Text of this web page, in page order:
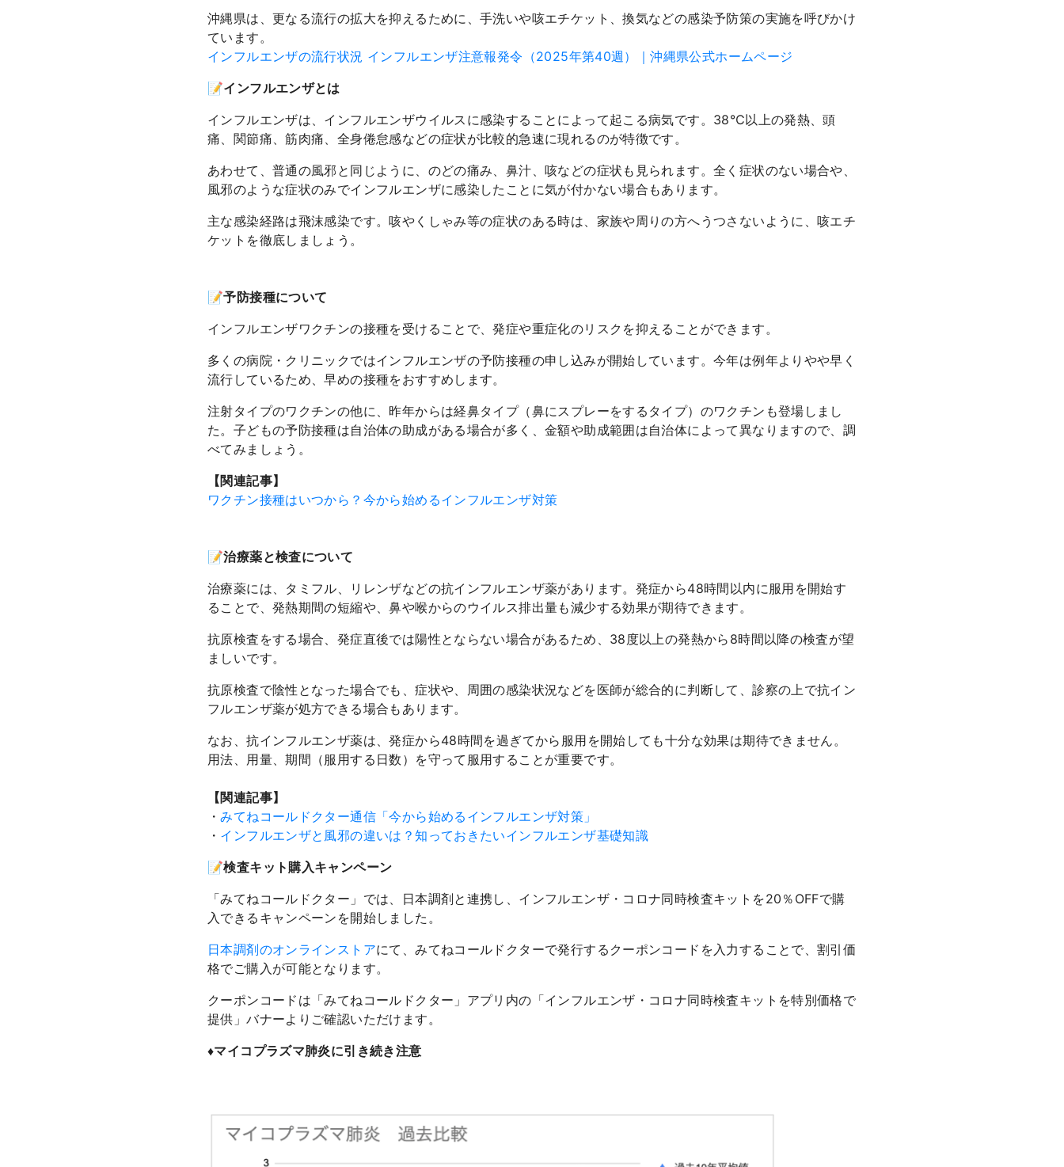
沖縄県は、更なる流行の拡大を抑えるために、手洗いや咳エチケット、換気などの感染予防策の実施を呼びかけ
ています。
インフルエンザの流行状況 インフルエンザ注意報発令（2025年第40週）｜沖縄県公式ホームページ
📝インフルエンザとは
インフルエンザは、インフルエンザウイルスに感染することによって起こる病気です。38℃以上の発熱、頭
痛、関節痛、筋肉痛、全身倦怠感などの症状が比較的急速に現れるのが特徴です。
あわせて、普通の風邪と同じように、のどの痛み、鼻汁、咳などの症状も見られます。全く症状のない場合や、
風邪のような症状のみでインフルエンザに感染したことに気が付かない場合もあります。
主な感染経路は飛沫感染です。咳やくしゃみ等の症状のある時は、家族や周りの方へうつさないように、咳エチ
ケットを徹底しましょう。
📝予防接種について
インフルエンザワクチンの接種を受けることで、発症や重症化のリスクを抑えることができます。
多くの病院・クリニックではインフルエンザの予防接種の申し込みが開始しています。今年は例年よりやや早く
流行しているため、早めの接種をおすすめします。
注射タイプのワクチンの他に、昨年からは経鼻タイプ（鼻にスプレーをするタイプ）のワクチンも登場しまし
た。子どもの予防接種は自治体の助成がある場合が多く、金額や助成範囲は自治体によって異なりますので、調
べてみましょう。
【関連記事】
ワクチン接種はいつから？今から始めるインフルエンザ対策
📝治療薬と検査について
治療薬には、タミフル、リレンザなどの抗インフルエンザ薬があります。発症から48時間以内に服用を開始す
ることで、発熱期間の短縮や、鼻や喉からのウイルス排出量も減少する効果が期待できます。
抗原検査をする場合、発症直後では陽性とならない場合があるため、38度以上の発熱から8時間以降の検査が望
ましいです。
抗原検査で陰性となった場合でも、症状や、周囲の感染状況などを医師が総合的に判断して、診察の上で抗イン
フルエンザ薬が処方できる場合もあります。
なお、抗インフルエンザ薬は、発症から48時間を過ぎてから服用を開始しても十分な効果は期待できません。
用法、用量、期間（服用する日数）を守って服用することが重要です。
【関連記事】
・みてねコールドクター通信「今から始めるインフルエンザ対策」
・ インフルエンザと風邪の違いは？知っておきたいインフルエンザ基礎知識
📝検査キット購入キャンペーン
「みてねコールドクター」では、日本調剤と連携し、インフルエンザ・コロナ同時検査キットを20％OFFで購
入できるキャンペーンを開始しました。
日本調剤のオンラインストアにて、みてねコールドクターで発行するクーポンコードを入力することで、割引価
格でご購入が可能となります。
クーポンコードは「みてねコールドクター」アプリ内の「インフルエンザ・コロナ同時検査キットを特別価格で
提供」バナーよりご確認いただけます。
♦️マイコプラズマ肺炎に引き続き注意